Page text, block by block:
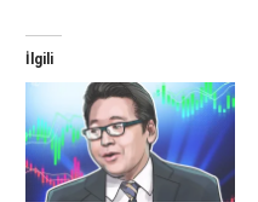
İlgili